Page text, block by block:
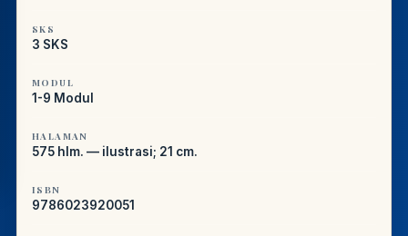
SKS
3 SKS
MODUL
1-9 Modul
HALAMAN
575 hlm. — ilustrasi; 21 cm.
ISBN
9786023920051